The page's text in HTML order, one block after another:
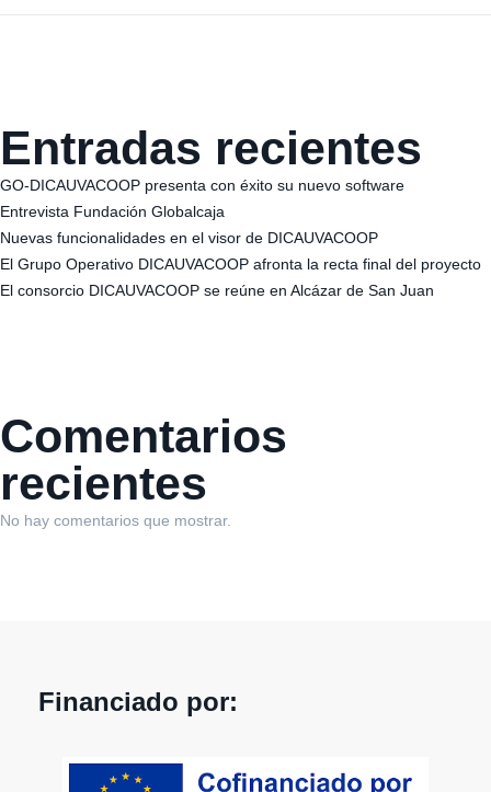
Entradas recientes
GO-DICAUVACOOP presenta con éxito su nuevo software
Entrevista Fundación Globalcaja
Nuevas funcionalidades en el visor de DICAUVACOOP
El Grupo Operativo DICAUVACOOP afronta la recta final del proyecto
El consorcio DICAUVACOOP se reúne en Alcázar de San Juan
Comentarios
recientes
No hay comentarios que mostrar.
Financiado por: